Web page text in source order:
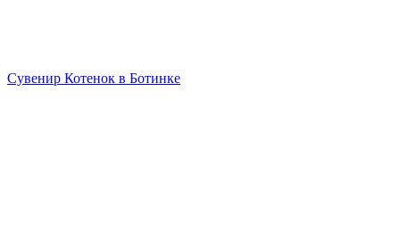
Сувенир Котенок в Ботинке